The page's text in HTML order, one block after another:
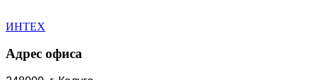
ИНТЕХ
Адрес офиса